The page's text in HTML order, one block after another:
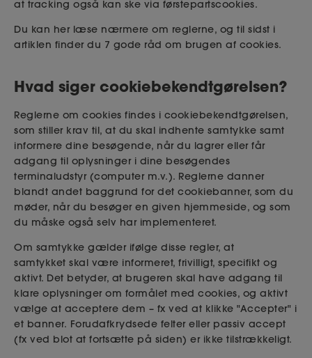
at tracking også kan ske via førstepartscookies.
Du kan her læse nærmere om reglerne, og til sidst i
artiklen finder du 7 gode råd om brugen af cookies.
Hvad siger cookiebekendtgørelsen?
Reglerne om cookies findes i cookiebekendtgørelsen,
som stiller krav til, at du skal indhente samtykke samt
informere dine besøgende, når du lagrer eller får
adgang til oplysninger i dine besøgendes
terminaludstyr (computer m.v.). Reglerne danner
blandt andet baggrund for det cookiebanner, som du
møder, når du besøger en given hjemmeside, og som
du måske også selv har implementeret.
Om samtykke gælder ifølge disse regler, at
samtykket skal være informeret, frivilligt, specifikt og
aktivt. Det betyder, at brugeren skal have adgang til
klare oplysninger om formålet med cookies, og aktivt
vælge at acceptere dem – fx ved at klikke "Accepter" i
et banner. Forudafkrydsede felter eller passiv accept
(fx ved blot at fortsætte på siden) er ikke tilstrækkeligt.